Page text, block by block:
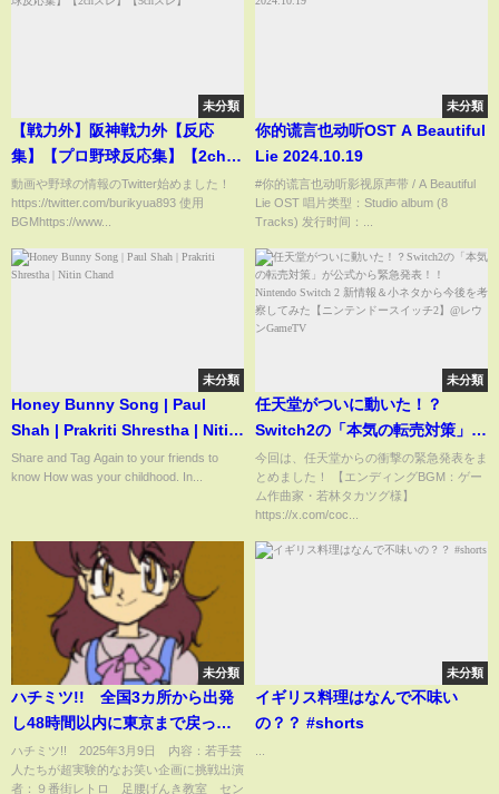
【STARDOM】
未分類
【戦力外】阪神戦力外【反応
集】【プロ野球反応集】【2chス
レ】【5chスレ】
動画や野球の情報のTwitter始めました！
https://twitter.com/burikyua893 使用
BGMhttps://www...
未分類
你的谎言也动听OST A Beautiful
Lie 2024.10.19
#你的谎言也动听影视原声带 / A Beautiful
Lie OST 唱片类型：Studio album (8
Tracks) 发行时间：...
未分類
Honey Bunny Song | Paul
Shah | Prakriti Shrestha | Nitin
Chand
Share and Tag Again to your friends to
know How was your childhood. In...
未分類
任天堂がついに動いた！？
Switch2の「本気の転売対策」が
公式から緊急発表！！ Nintendo
Switch 2 新情報＆小ネタから今
後を考察してみた【ニンテンド
今回は、任天堂からの衝撃の緊急発表をま
とめました！ 【エンディングBGM：ゲー
ム作曲家・若林タカツグ様】
https://x.com/coc...
未分類
ハチミツ!! 全国3カ所から出発
し48時間以内に東京まで戻って
来られるか？ 3月9日
ハチミツ!! 2025年3月9日 内容：若手芸
人たちが超実験的なお笑い企画に挑戦出演
者：９番街レトロ 足腰げんき教室 セン
未分類
イギリス料理はなんで不味い
の？？ #shorts